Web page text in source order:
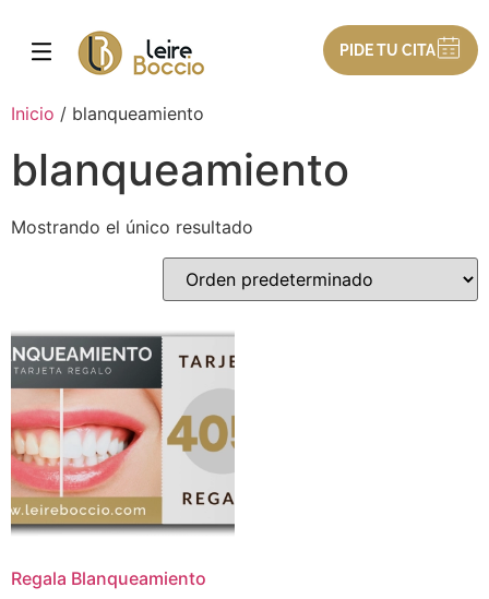
PIDE TU CITA
Inicio / blanqueamiento
blanqueamiento
Mostrando el único resultado
Regala Blanqueamiento